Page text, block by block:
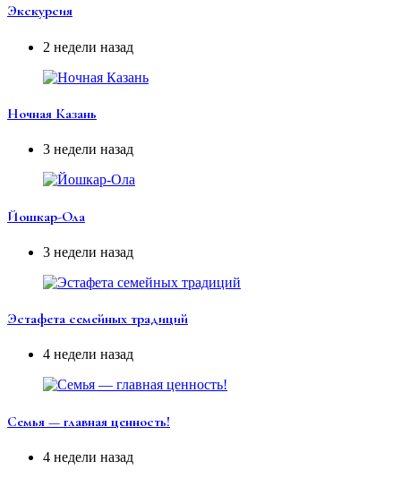
Экскурсия
2 недели назад
Ночная Казань
3 недели назад
Йошкар-Ола
3 недели назад
Эстафета семейных традиций
4 недели назад
Семья — главная ценность!
4 недели назад